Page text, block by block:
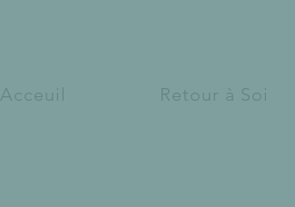
Acceuil Retour à Soi